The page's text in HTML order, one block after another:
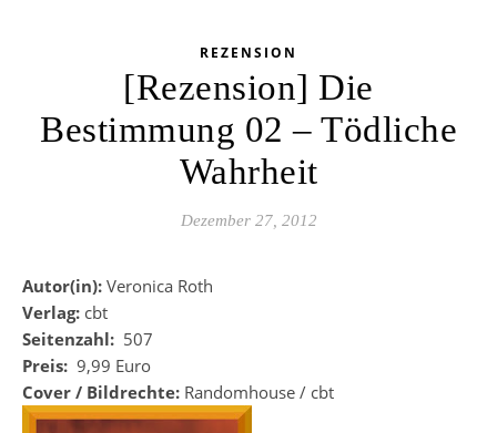
REZENSION
[Rezension] Die
Bestimmung 02 – Tödliche
Wahrheit
Dezember 27, 2012
Autor(in): Veronica Roth
Verlag: cbt
Seitenzahl: 507
Preis: 9,99 Euro
Cover / Bildrechte: Randomhouse / cbt